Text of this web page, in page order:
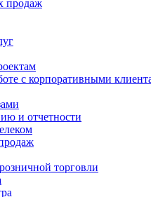
продаж
с корпоративными
и отчетности
торговли